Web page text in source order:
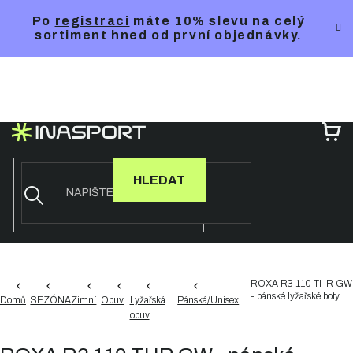
Po registraci máte 10% slevu na celý
sortiment hned od první objednávky.
HLEDAT
Domů SEZÓNAZimní Obuv
Lyžařská
obuv
Pánská/Unisex
ROXA R3 110 TI IR GW
- pánské lyžařské boty